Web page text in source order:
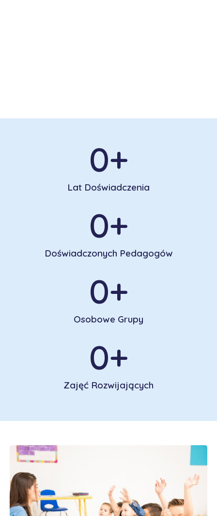
Lat Doświadczenia
0+
Doświadczonych Pedagogów
0+
Osobowe Grupy
0+
Zajęć Rozwijających
0+